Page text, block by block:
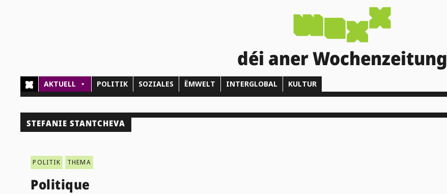
déi aner Wochenzeitung
AKTUELL POLITIK SOZIALES ËMWELT INTERGLOBAL KULTUR
STEFANIE STANTCHEVA
POLITIK THEMA
Politique